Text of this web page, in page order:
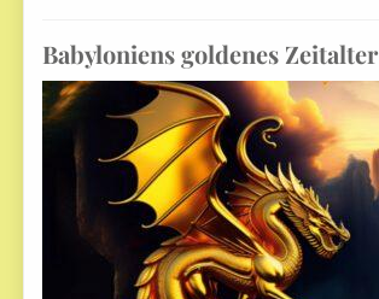
Babyloniens goldenes Zeitalter